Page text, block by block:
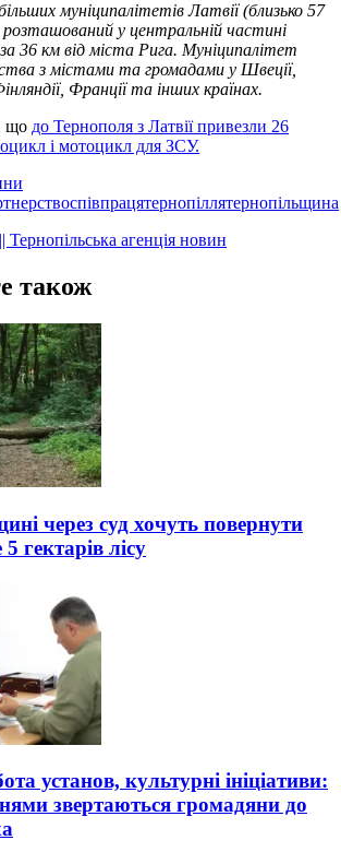
муніципалітетів Латвії (близько 57
у центральній частині
36 км від міста Рига. Муніципалітет
з містами та громадами у Швеції,
Франції та інших країнах.
що до Тернополя з Латвії привезли 26
і мотоцикл для ЗСУ.
співпрацятернопіллятернопільщина
агенція новин
також
через суд хочуть повернути
гектарів лісу
установ, культурні ініціативи:
звертаються громадяни до